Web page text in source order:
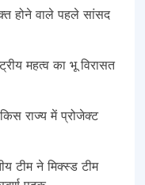
होने वाले पहले सांसद
महत्व का भू विरासत
राज्य में प्रोजेक्ट
टीम ने मिक्स्ड टीम